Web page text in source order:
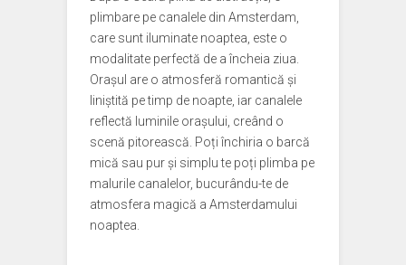
plimbare pe canalele din Amsterdam,
care sunt iluminate noaptea, este o
modalitate perfectă de a încheia ziua.
Orașul are o atmosferă romantică și
liniștită pe timp de noapte, iar canalele
reflectă luminile orașului, creând o
scenă pitorească. Poți închiria o barcă
mică sau pur și simplu te poți plimba pe
malurile canalelor, bucurându-te de
atmosfera magică a Amsterdamului
noaptea.